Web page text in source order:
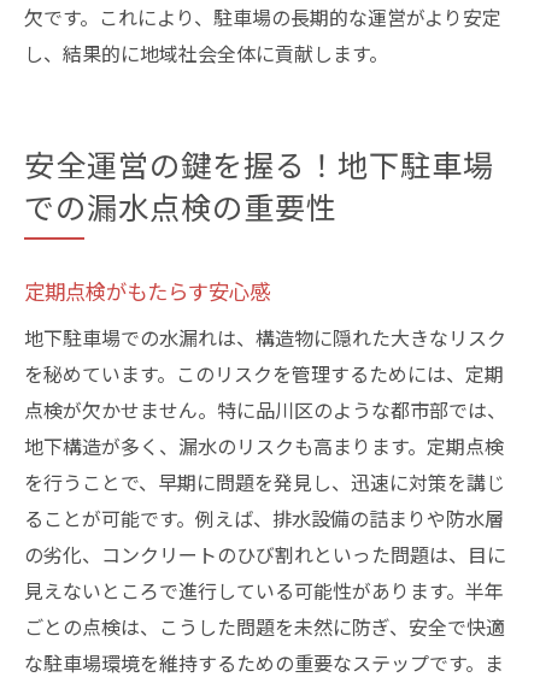
欠です。これにより、駐車場の長期的な運営がより安定
し、結果的に地域社会全体に貢献します。
安全運営の鍵を握る！地下駐車場
での漏水点検の重要性
定期点検がもたらす安心感
地下駐車場での水漏れは、構造物に隠れた大きなリスク
を秘めています。このリスクを管理するためには、定期
点検が欠かせません。特に品川区のような都市部では、
地下構造が多く、漏水のリスクも高まります。定期点検
を行うことで、早期に問題を発見し、迅速に対策を講じ
ることが可能です。例えば、排水設備の詰まりや防水層
の劣化、コンクリートのひび割れといった問題は、目に
見えないところで進行している可能性があります。半年
ごとの点検は、こうした問題を未然に防ぎ、安全で快適
な駐車場環境を維持するための重要なステップです。ま